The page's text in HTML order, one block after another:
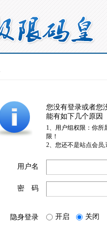
您没有登录或者您
能有如下几个原因
1、用户组权限：你所
限！
2、您还不是站点会员
用户名
密 码
隐身登录 开启 关闭